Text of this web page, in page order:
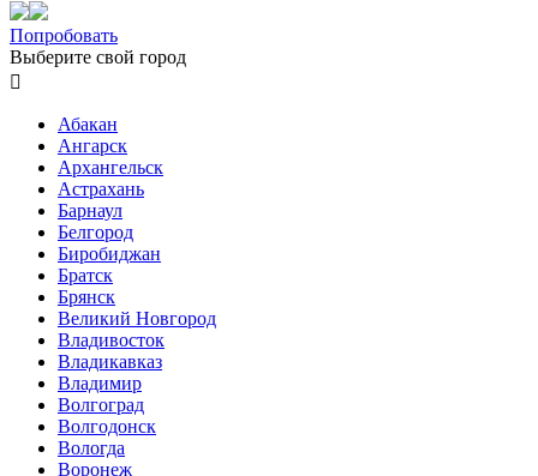
Попробовать
Выберите свой город

Абакан
Ангарск
Архангельск
Астрахань
Барнаул
Белгород
Биробиджан
Братск
Брянск
Великий Новгород
Владивосток
Владикавказ
Владимир
Волгоград
Волгодонск
Вологда
Воронеж